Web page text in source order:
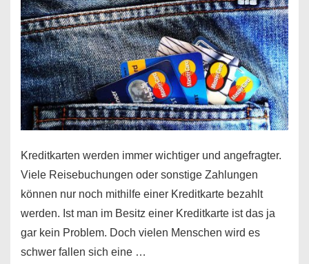
Kreditkarten werden immer wichtiger und angefragter.
Viele Reisebuchungen oder sonstige Zahlungen
können nur noch mithilfe einer Kreditkarte bezahlt
werden. Ist man im Besitz einer Kreditkarte ist das ja
gar kein Problem. Doch vielen Menschen wird es
schwer fallen sich eine …